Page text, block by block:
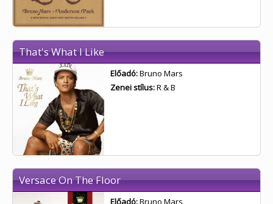
That's What I Like
Előadó:Bruno Mars
Zenei stílus:R & B
Versace On The Floor
Előadó:Bruno Mars